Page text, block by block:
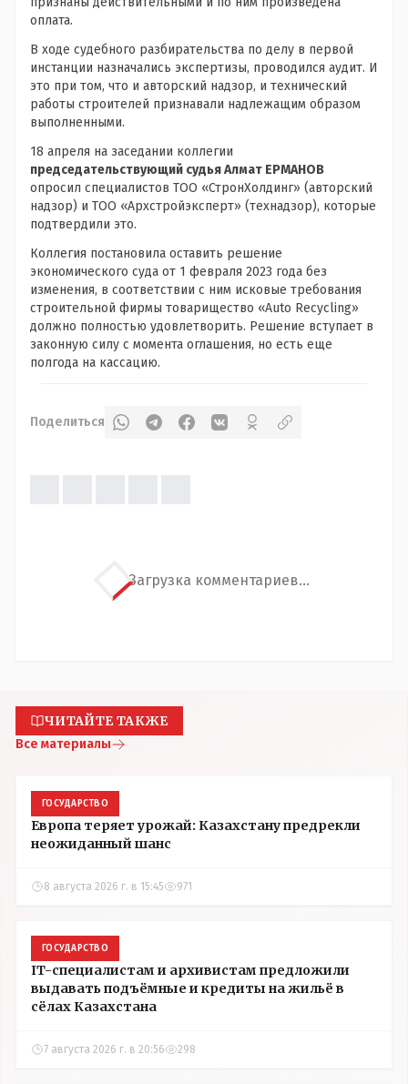
оплата.
В ходе судебного разбирательства по делу в первой
инстанции назначались экспертизы, проводился аудит. И
это при том, что и авторский надзор, и технический
работы строителей признавали надлежащим образом
выполненными.
18 апреля на заседании коллегии
председательствующий судья Алмат ЕРМАНОВ
опросил специалистов ТОО «СтронХолдинг» (авторский
надзор) и ТОО «Архстройэксперт» (технадзор), которые
подтвердили это.
Коллегия постановила оставить решение
экономического суда от 1 февраля 2023 года без
изменения, в соответствии с ним исковые требования
строительной фирмы товарищество «Auto Recycling»
должно полностью удовлетворить. Решение вступает в
законную силу с момента оглашения, но есть еще
полгода на кассацию.
Поделиться
Загрузка комментариев...
ЧИТАЙТЕ ТАКЖЕ
Все материалы
ГОСУДАРСТВО
Европа теряет урожай: Казахстану предрекли
неожиданный шанс
8 августа 2026 г. в 15:45 971
ГОСУДАРСТВО
IT-специалистам и архивистам предложили
выдавать подъёмные и кредиты на жильё в
сёлах Казахстана
7 августа 2026 г. в 20:56 298